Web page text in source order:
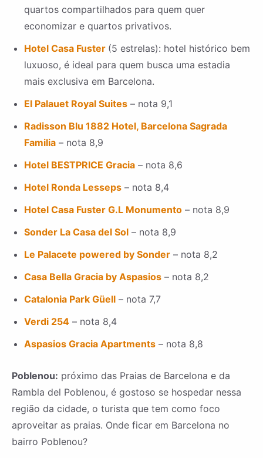
quartos compartilhados para quem quer
economizar e quartos privativos.
Hotel Casa Fuster (5 estrelas): hotel histórico bem
luxuoso, é ideal para quem busca uma estadia
mais exclusiva em Barcelona.
El Palauet Royal Suites – nota 9,1
Radisson Blu 1882 Hotel, Barcelona Sagrada
Familia – nota 8,9
Hotel BESTPRICE Gracia – nota 8,6
Hotel Ronda Lesseps – nota 8,4
Hotel Casa Fuster G.L Monumento – nota 8,9
Sonder La Casa del Sol – nota 8,9
Le Palacete powered by Sonder – nota 8,2
Casa Bella Gracia by Aspasios – nota 8,2
Catalonia Park Güell – nota 7,7
Verdi 254 – nota 8,4
Aspasios Gracia Apartments – nota 8,8
Poblenou: próximo das Praias de Barcelona e da
Rambla del Poblenou, é gostoso se hospedar nessa
região da cidade, o turista que tem como foco
aproveitar as praias. Onde ficar em Barcelona no
bairro Poblenou?